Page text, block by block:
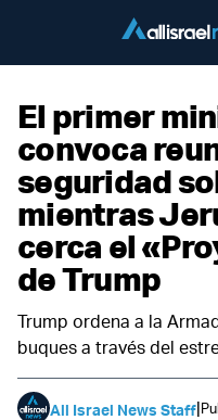
El primer
convoca
seguridad
mientras
cerca el
de Trump
Trump ordena a la
buques a través del
All Israel News Staff|